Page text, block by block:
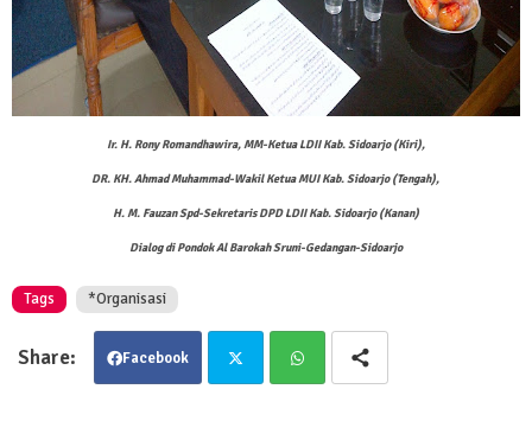
Ir. H. Rony Romandhawira, MM-Ketua LDII Kab. Sidoarjo (Kiri),
DR. KH. Ahmad Muhammad-Wakil Ketua MUI Kab. Sidoarjo (Tengah),
H. M. Fauzan Spd-Sekretaris DPD LDII Kab. Sidoarjo (Kanan)
Dialog di Pondok Al Barokah Sruni-Gedangan-Sidoarjo
Tags *Organisasi
Facebook